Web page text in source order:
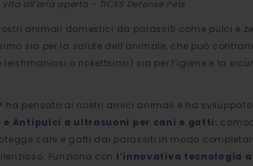
all'aria aperta - TICKS Defense Pets
animali domestici da parassiti come pulci e
sia per la salute dell’animale, che può
o rickettsiosi) sia per l’igiene e la
ha pensato ai nostri amici animali e ha
e Antipulci a ultrasuoni per cani e gatti:
cani e gatti dai parassiti in modo
Funziona con l’innovativa tecnologia